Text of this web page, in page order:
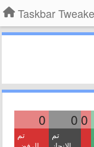
0
0
0
تم
تم